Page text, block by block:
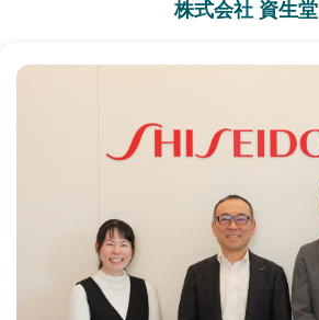
株式会社 資生堂